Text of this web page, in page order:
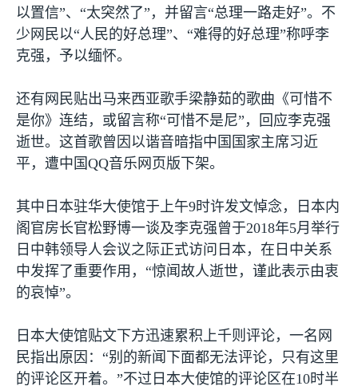
以置信”、“太突然了”，并留言“总理一路走好”。不
少网民以“人民的好总理”、“难得的好总理”称呼李
克强，予以缅怀。
还有网民贴出马来西亚歌手梁静茹的歌曲《可惜不
是你》连结，或留言称“可惜不是尼”，回应李克强
逝世。这首歌曾因以谐音暗指中国国家主席习近
平，遭中国QQ音乐网页版下架。
其中日本驻华大使馆于上午9时许发文悼念，日本内
阁官房长官松野博一谈及李克强曾于2018年5月举行
日中韩领导人会议之际正式访问日本，在日中关系
中发挥了重要作用，“惊闻故人逝世，谨此表示由衷
的哀悼”。
日本大使馆贴文下方迅速累积上千则评论，一名网
民指出原因：“别的新闻下面都无法评论，只有这里
的评论区开着。”不过日本大使馆的评论区在10时半